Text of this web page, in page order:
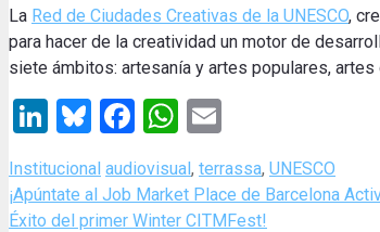
La Red de Ciudades Creativas de la UNESCO,
para hacer de la creatividad un motor de
siete ámbitos: artesanía y artes populares,
LinkedIn
Bluesky
Facebook
WhatsApp
Categories
Institucional Tags
audiovisual, terrassa, UNESCO
¡Apúntate al Job Market Place de Barcelona
Éxito del primer Winter CITMFest!